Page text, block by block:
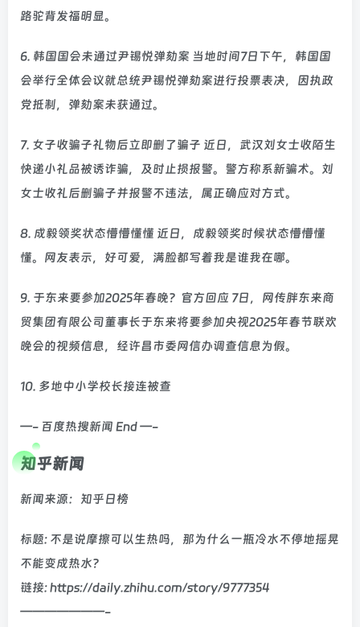
路驼背发福明显。
6. 韩国国会未通过尹锡悦弹劾案 当地时间7日下午，韩国国
会举行全体会议就总统尹锡悦弹劾案进行投票表决，因执政
党抵制，弹劾案未获通过。
7. 女子收骗子礼物后立即删了骗子 近日，武汉刘女士收陌生
快递小礼品被诱诈骗，及时止损报警。警方称系新骗术。刘
女士收礼后删骗子并报警不违法，属正确应对方式。
8. 成毅领奖状态懵懵懂懂 近日，成毅领奖时候状态懵懵懂
懂。网友表示，好可爱，满脸都写着我是谁我在哪。
9. 于东来要参加2025年春晚？官方回应 7日，网传胖东来商
贸集团有限公司董事长于东来将要参加央视2025年春节联欢
晚会的视频信息，经许昌市委网信办调查信息为假。
10. 多地中小学校长接连被查
—- 百度热搜新闻 End —-
知乎新闻
新闻来源：知乎日榜
标题: 不是说摩擦可以生热吗，那为什么一瓶冷水不停地摇晃
不能变成热水？
链接: https://daily.zhihu.com/story/9777354
———————-